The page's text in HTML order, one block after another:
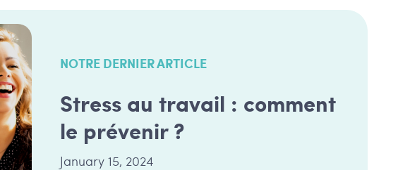
NOTRE DERNIER ARTICLE
Stress au travail : comment
le prévenir ?
January 15, 2024